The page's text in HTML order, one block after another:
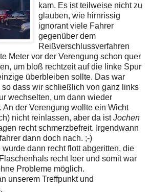
kam. Es ist teilweise nicht zu
glauben, wie hirnrissig
ignorant viele Fahrer
gegenüber dem
Reißverschlussverfahren
Meter vor der Verengung schon quer
um bloß rechtzeit auf die linke Spur
überbleiben sollte. Das war
so dass wir schließlich von ganz links
wechselten, um dann wieder
An der Verengung wollte ein Wicht
nicht reinlassen, aber da istJochen
recht schmerzbefreit. Irgendwann
dann doch nach. ;-)
wurde dann recht flott abgeritten, die
recht leer und somit war
Probleme möglich.
unserem Treffpunkt und